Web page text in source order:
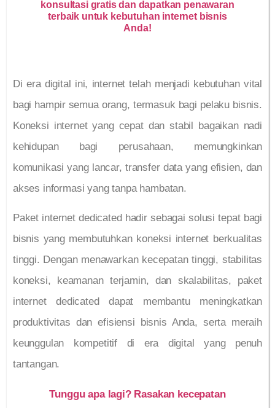
konsultasi gratis dan dapatkan penawaran
terbaik untuk kebutuhan internet bisnis
Anda!
Di era digital ini, internet telah menjadi kebutuhan vital
bagi hampir semua orang, termasuk bagi pelaku bisnis.
Koneksi internet yang cepat dan stabil bagaikan nadi
kehidupan bagi perusahaan, memungkinkan
komunikasi yang lancar, transfer data yang efisien, dan
akses informasi yang tanpa hambatan.
Paket internet dedicated hadir sebagai solusi tepat bagi
bisnis yang membutuhkan koneksi internet berkualitas
tinggi. Dengan menawarkan kecepatan tinggi, stabilitas
koneksi, keamanan terjamin, dan skalabilitas, paket
internet dedicated dapat membantu meningkatkan
produktivitas dan efisiensi bisnis Anda, serta meraih
keunggulan kompetitif di era digital yang penuh
tantangan.
Tunggu apa lagi? Rasakan kecepatan